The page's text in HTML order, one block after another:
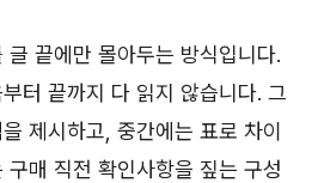
끝에만 몰아두는 방식입니다.
터 끝까지 다 읽지 않습니다. 그
제시하고, 중간에는 표로 차이
매 직전 확인사항을 짚는 구성